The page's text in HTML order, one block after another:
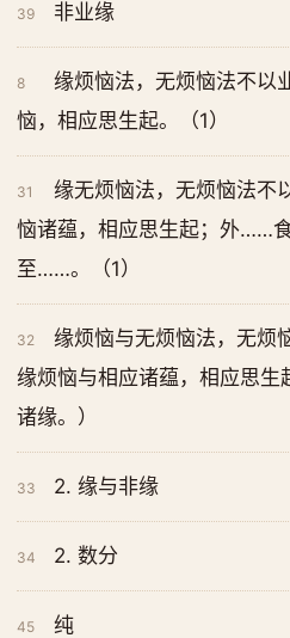
39 非业缘
8
缘烦恼法，无烦恼法不
恼，相应思生起。（1）
31
缘无烦恼法，无烦恼法
恼诸蕴，相应思生起；外……
至……。（1）
32
缘烦恼与无烦恼法，无
缘烦恼与相应诸蕴，相应思生
诸缘。）
33 2. 缘与非缘
34 2. 数分
45 纯